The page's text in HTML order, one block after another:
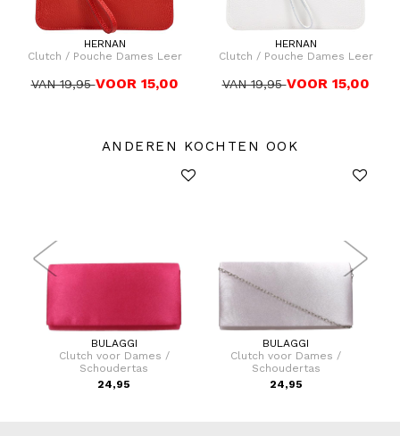
HERNAN
Clutch / Pouche Dames Leer
VAN 19,95VOOR 15,00
HERNAN
Clutch / Pouche Dames Leer
VAN 19,95VOOR 15,00
ANDEREN KOCHTEN OOK
BULAGGI
Clutch voor Dames /
Schoudertas
24,95
BULAGGI
Clutch voor Dames /
Schoudertas
24,95